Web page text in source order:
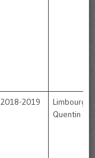
2018-2019
Limbourg,
Quentin